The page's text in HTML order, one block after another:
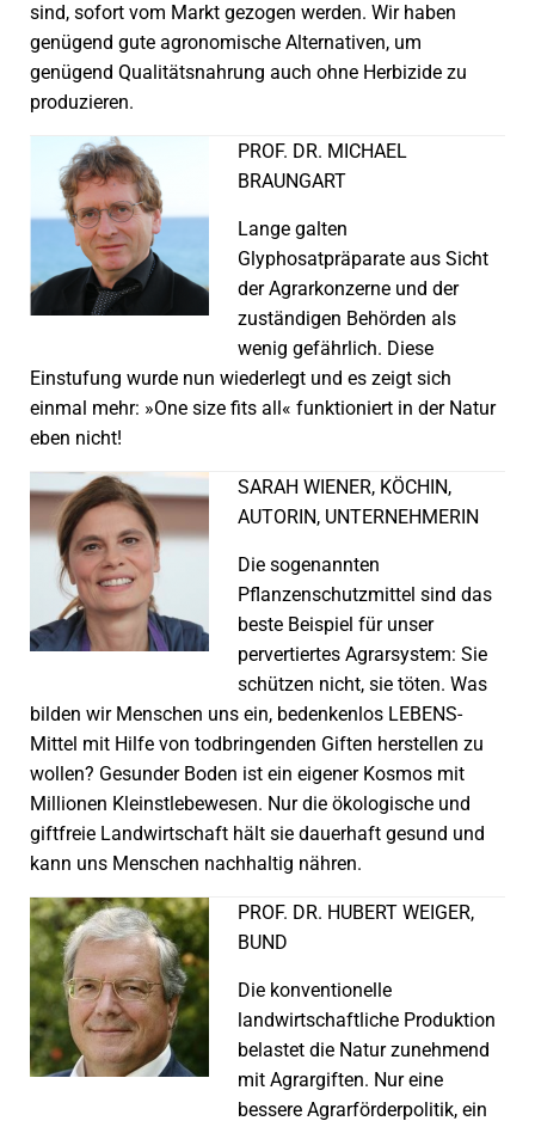
sind, sofort vom Markt gezogen werden. Wir haben
genügend gute agronomische Alternativen, um
genügend Qualitätsnahrung auch ohne Herbizide zu
produzieren.
PROF. DR. MICHAEL
BRAUNGART
Lange galten
Glyphosatpräparate aus Sicht
der Agrarkonzerne und der
zuständigen Behörden als
wenig gefährlich. Diese
Einstufung wurde nun wiederlegt und es zeigt sich
einmal mehr: »One size fits all« funktioniert in der Natur
eben nicht!
SARAH WIENER, KÖCHIN,
AUTORIN, UNTERNEHMERIN
Die sogenannten
Pflanzenschutzmittel sind das
beste Beispiel für unser
pervertiertes Agrarsystem: Sie
schützen nicht, sie töten. Was
bilden wir Menschen uns ein, bedenkenlos LEBENS-
Mittel mit Hilfe von todbringenden Giften herstellen zu
wollen? Gesunder Boden ist ein eigener Kosmos mit
Millionen Kleinstlebewesen. Nur die ökologische und
giftfreie Landwirtschaft hält sie dauerhaft gesund und
kann uns Menschen nachhaltig nähren.
PROF. DR. HUBERT WEIGER,
BUND
Die konventionelle
landwirtschaftliche Produktion
belastet die Natur zunehmend
mit Agrargiften. Nur eine
bessere Agrarförderpolitik, ein